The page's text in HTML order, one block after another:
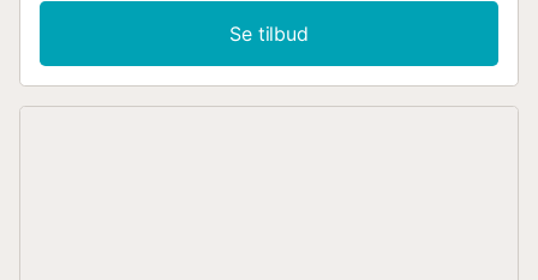
Se tilbud